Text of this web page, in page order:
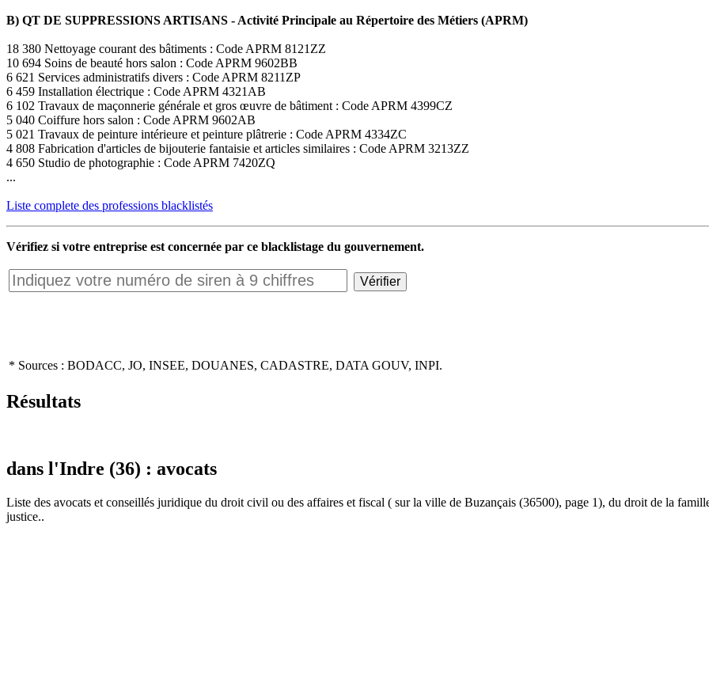
B) QT DE SUPPRESSIONS ARTISANS - Activité Principale au Répertoire des Métiers (APRM)
18 380 Nettoyage courant des bâtiments : Code APRM 8121ZZ
10 694 Soins de beauté hors salon : Code APRM 9602BB
6 621 Services administratifs divers : Code APRM 8211ZP
6 459 Installation électrique : Code APRM 4321AB
6 102 Travaux de maçonnerie générale et gros œuvre de bâtiment : Code APRM 4399CZ
5 040 Coiffure hors salon : Code APRM 9602AB
5 021 Travaux de peinture intérieure et peinture plâtrerie : Code APRM 4334ZC
4 808 Fabrication d'articles de bijouterie fantaisie et articles similaires : Code APRM 3213ZZ
4 650 Studio de photographie : Code APRM 7420ZQ
...
Liste complete des professions blacklistés
Vérifiez si votre entreprise est concernée par ce blacklistage du gouvernement.
* Sources : BODACC, JO, INSEE, DOUANES, CADASTRE, DATA GOUV, INPI.
Résultats
dans l'Indre (36) : avocats
Liste des avocats et conseillés juridique du droit civil ou des affaires et fiscal ( sur la ville de Buzançais (36500), page 1), du droit de la
justice..